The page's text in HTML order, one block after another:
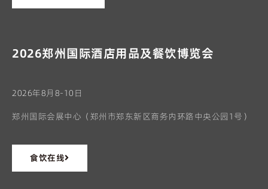
2026郑州国际酒店用品及餐饮博览会
2026年8月8-10日
郑州国际会展中心（郑州市郑东新区商务内环路中央公园1号）
食饮在线